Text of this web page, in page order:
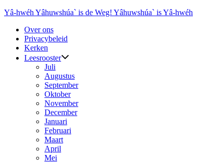
Ga
inhoud
Yâ-hwéh Yâhuwshúa` is de Weg! Yâhuwshúa` is Yâ-hwéh
Over ons
Privacybeleid
Kerken
Leesrooster
Juli
Augustus
September
Oktober
November
December
Januari
Februari
Maart
April
Mei